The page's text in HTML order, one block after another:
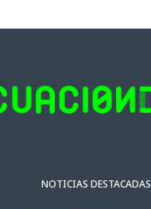
NOTICIAS DESTACADAS